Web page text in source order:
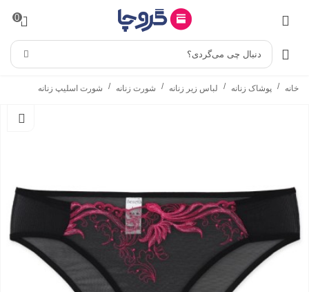
0
دنبال چی می‌گردی؟
خانه / پوشاک زنانه / لباس زیر زنانه / شورت زنانه / شورت اسلیپ زنانه